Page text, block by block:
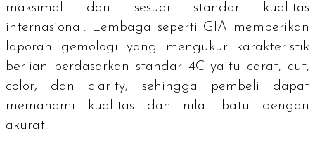
maksimal dan sesuai standar kualitas
internasional. Lembaga seperti GIA memberikan
laporan gemologi yang mengukur karakteristik
berlian berdasarkan standar 4C yaitu carat, cut,
color, dan clarity, sehingga pembeli dapat
memahami kualitas dan nilai batu dengan
akurat.